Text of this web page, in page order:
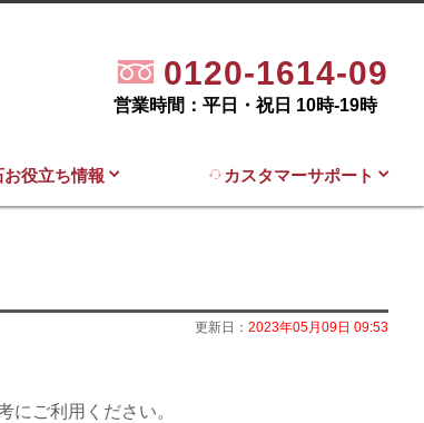
0120-1614-09
営業時間：平日・祝日 10時-19時
お役立ち情報 カスタマーサポート
更新日： 2023年05月09日 09:53
ご利用ください。